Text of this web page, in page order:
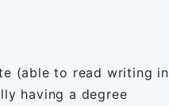
(able to read writing in
having a degree